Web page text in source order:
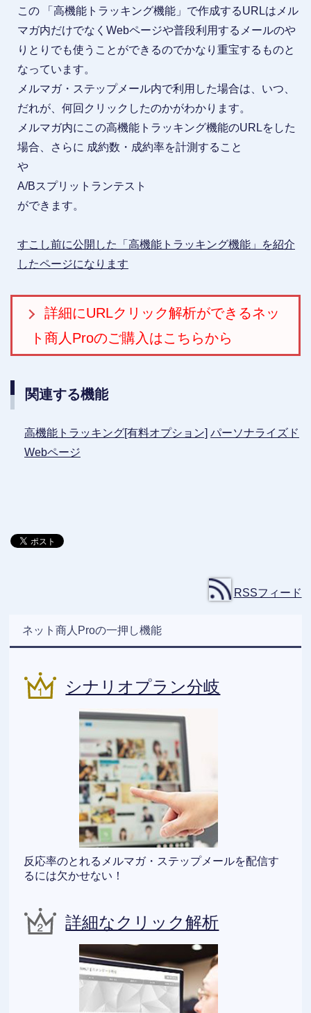
この 「高機能トラッキング機能」で作成するURLはメル
マガ内だけでなくWebページや普段利用するメールのや
りとりでも使うことができるのでかなり重宝するものと
なっています。
メルマガ・ステップメール内で利用した場合は、いつ、
だれが、何回クリックしたのかがわかります。
メルマガ内にこの高機能トラッキング機能のURLをした
場合、さらに 成約数・成約率を計測すること
や
A/Bスプリットランテスト
ができます。
すこし前に公開した「高機能トラッキング機能」を紹介
したページになります
詳細にURLクリック解析ができるネッ
ト商人Proのご購入はこちらから
関連する機能
高機能トラッキング[有料オプション] パーソナライズド
Webページ
RSSフィード
ネット商人Proの一押し機能
シナリオプラン分岐
反応率のとれるメルマガ・ステップメールを配信す
るには欠かせない！
詳細なクリック解析